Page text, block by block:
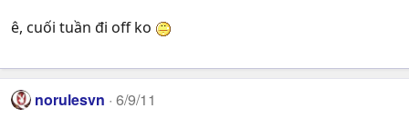
ê, cuối tuần đi off ko
norulesvn 6/9/11